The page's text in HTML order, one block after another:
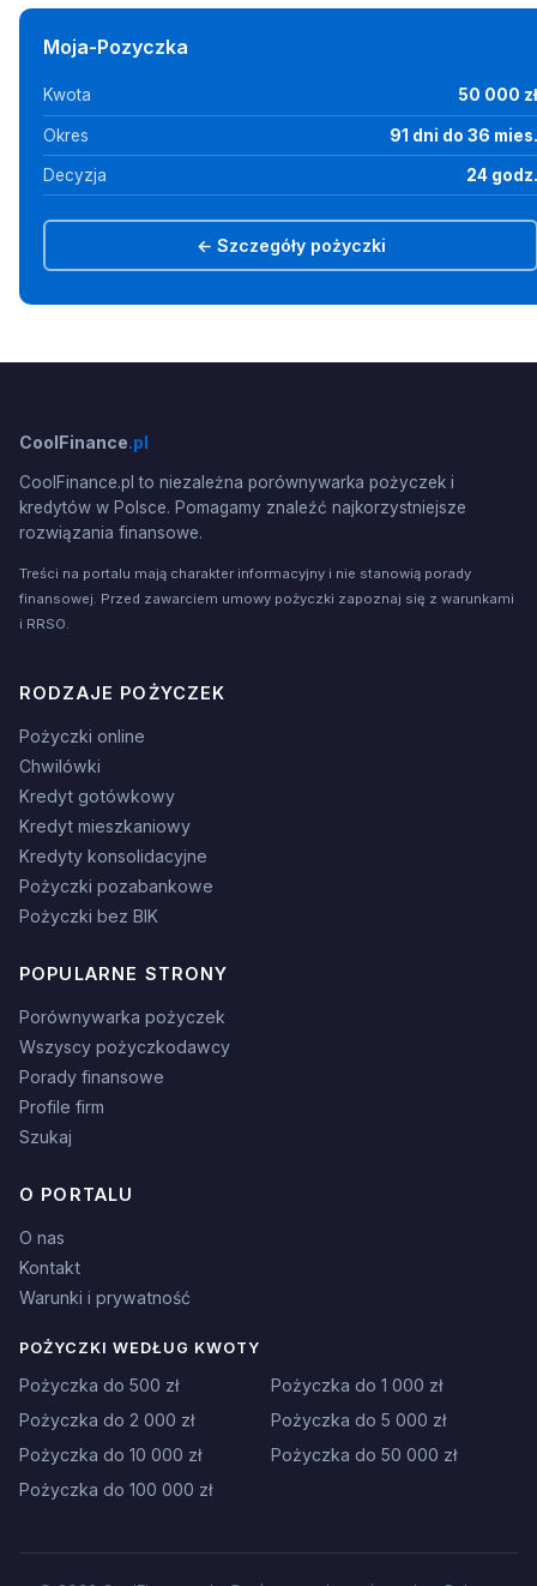
Moja-Pozyczka
Kwota 50 000 zł
Okres 91 dni do 36 mies.
Decyzja 24 godz.
← Szczegóły pożyczki
CoolFinance.pl
CoolFinance.pl to niezależna porównywarka pożyczek i
kredytów w Polsce. Pomagamy znaleźć najkorzystniejsze
rozwiązania finansowe.
Treści na portalu mają charakter informacyjny i nie stanowią porady
finansowej. Przed zawarciem umowy pożyczki zapoznaj się z warunkami
i RRSO.
RODZAJE POŻYCZEK
Pożyczki online
Chwilówki
Kredyt gotówkowy
Kredyt mieszkaniowy
Kredyty konsolidacyjne
Pożyczki pozabankowe
Pożyczki bez BIK
POPULARNE STRONY
Porównywarka pożyczek
Wszyscy pożyczkodawcy
Porady finansowe
Profile firm
Szukaj
O PORTALU
O nas
Kontakt
Warunki i prywatność
POŻYCZKI WEDŁUG KWOTY
Pożyczka do 500 zł
Pożyczka do 1 000 zł
Pożyczka do 2 000 zł
Pożyczka do 5 000 zł
Pożyczka do 10 000 zł
Pożyczka do 50 000 zł
Pożyczka do 100 000 zł